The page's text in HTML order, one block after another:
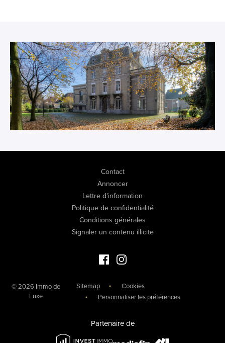
Contact
Annoncer
Lettre d'information
Politique de confidentialité
Conditions générales
Signaler un contenu illicite
Facebook Immo de Luxe
Instagram Immo de Luxe
© 2026 Immo de
Luxe
Sitemap
Cookies
Personnaliser les préférences
Partenaire de